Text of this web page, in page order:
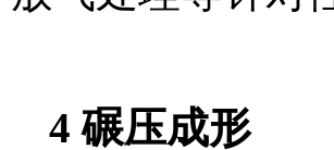
4 碾压成形